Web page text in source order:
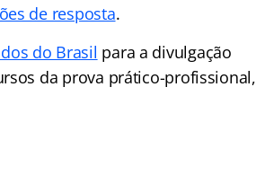
de resposta.
do Brasil para a divulgação
da prova prático-profissional,